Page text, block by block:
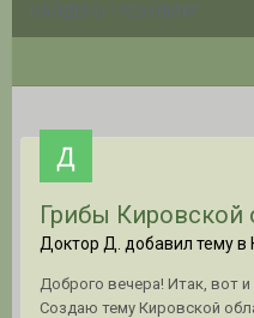
НАЙДЕНО 1 РЕЗУЛЬТАТ
Грибы Кировской
Доктор Д. добавил тему в
Доброго вечера! Итак, вот
Создаю тему Кировской